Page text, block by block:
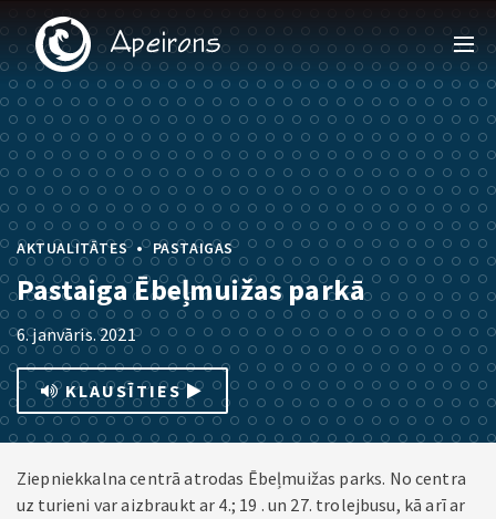
AKTUALITĀTES • PASTAIGAS
Pastaiga Ēbeļmuižas parkā
6. janvāris. 2021
KLAUSĪTIES
Ziepniekkalna centrā atrodas Ēbeļmuižas parks. No centra
uz turieni var aizbraukt ar 4.; 19 . un 27. trolejbusu, kā arī ar